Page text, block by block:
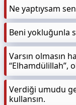
Ne yaptıysam
Beni yokluğunla
Varsın olmasın
“Elhamdülillah”,
Verdiği umudu
kullansın.